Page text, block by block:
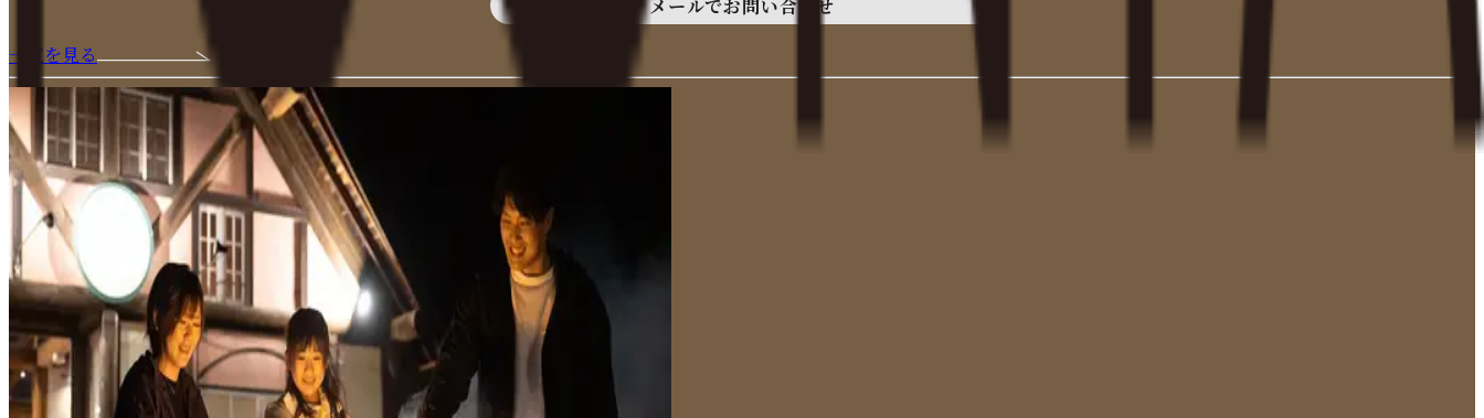
メールでお問い合わせ
一覧を見る